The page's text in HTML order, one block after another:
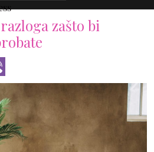
zašto bi